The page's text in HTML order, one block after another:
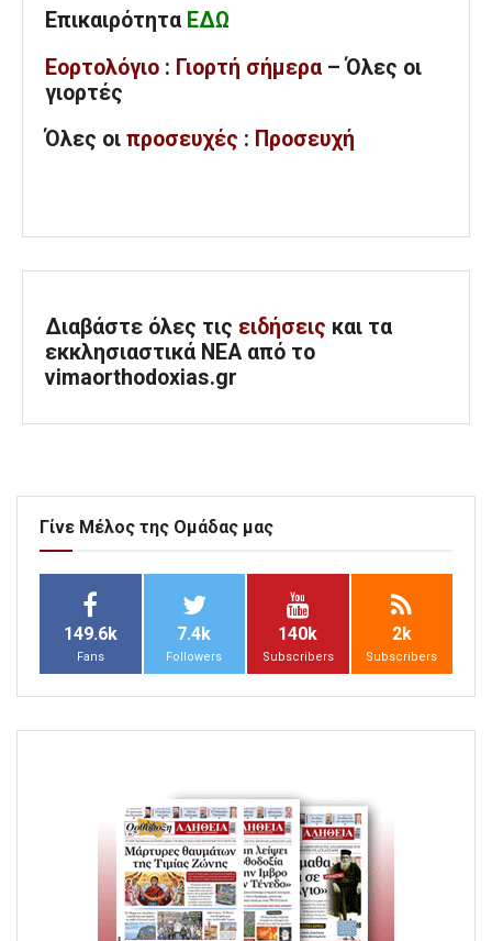
Επικαιρότητα ΕΔΩ
Εορτολόγιο : Γιορτή σήμερα – Όλες οι
γιορτές
Όλες οι προσευχές : Προσευχή
Διαβάστε όλες τις ειδήσεις και τα
εκκλησιαστικά ΝΕΑ από το
vimaorthodoxias.gr
Γίνε Μέλος της Ομάδας μας
149.6k
Fans
7.4k
Followers
140k
Subscribers
2k
Subscribers